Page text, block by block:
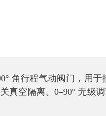
角行程气动阀门，用
真空隔离、0–90° 无